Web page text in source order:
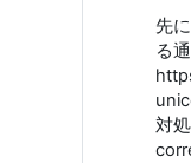
先
る
対